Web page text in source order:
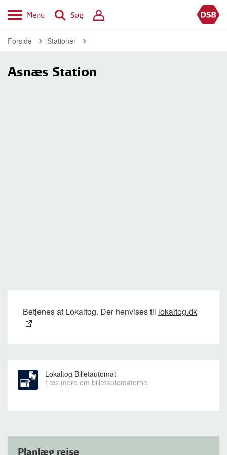
Menu Søg
Forside Stationer
Asnæs Station
Betjenes af Lokaltog. Der henvises til lokaltog.dk
Lokaltog Billetautomat
Læs mere om billetautomaterne
Planlæg rejse